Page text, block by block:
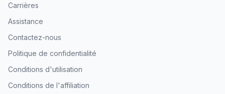
Carrières
Assistance
Contactez-nous
Politique de confidentialité
Conditions d'utilisation
Conditions de l'affiliation